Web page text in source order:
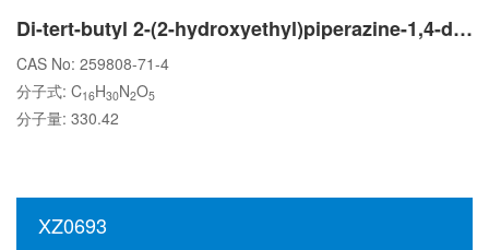
Di-tert-butyl 2-(2-hydroxyethyl)piperazine-1,4-dicarboxylate
CAS No: 259808-71-4
分子式: C16H30N2O5
分子量: 330.42
XZ0693